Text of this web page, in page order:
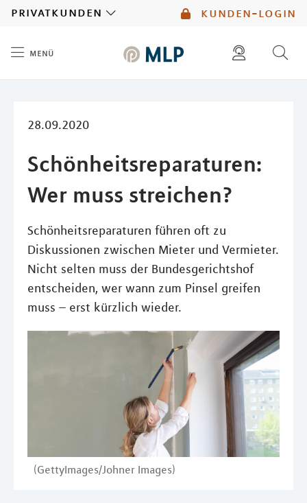
kunden-login
privatkunden
menü
28.09.2020
Schönheitsreparaturen:
Wer muss streichen?
Schönheitsreparaturen führen oft zu
Diskussionen zwischen Mieter und Vermieter.
Nicht selten muss der Bundesgerichtshof
entscheiden, wer wann zum Pinsel greifen
muss – erst kürzlich wieder.
(GettyImages/Johner Images)